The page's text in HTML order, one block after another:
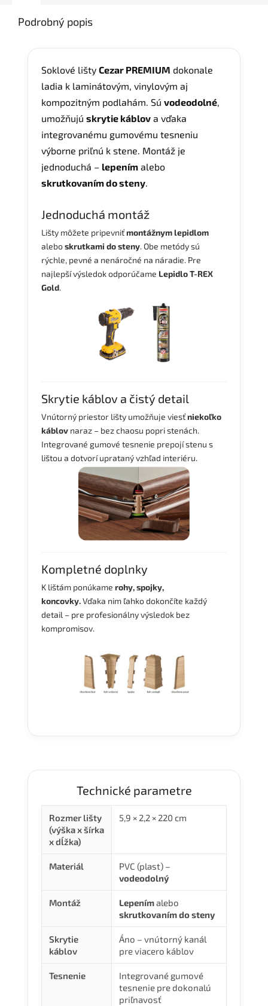
Podrobný popis
Soklové lišty Cezar PREMIUM dokonale
ladia k laminátovým, vinylovým aj
kompozitným podlahám. Sú vodeodolné,
umožňujú skrytie káblov a vďaka
integrovanému gumovému tesneniu
výborne priľnú k stene. Montáž je
jednoduchá – lepením alebo
skrutkovaním do steny.
Jednoduchá montáž
Lišty môžete pripevniťmontážnymlepidlom
aleboskrutkami do steny. Obe metódy sú
rýchle, pevné a nenáročné na náradie. Pre
najlepší výsledok odporúčame Lepidlo T-REX
Gold.
Skrytie káblov a čistý detail
Vnútorný priestor lišty umožňuje viesťniekoľko
káblov naraz – bez chaosu popri stenách.
Integrované gumové tesnenie prepojí stenu s
lištou a dotvorí uprataný vzhľad interiéru.
Kompletné doplnky
K lištám ponúkame rohy, spojky,
koncovky.Vďaka nim ľahko dokončíte každý
detail – pre profesionálny výsledok bez
kompromisov.
Technické parametre
Rozmer lišty
(výška x šírka
x dĺžka)
5,9 × 2,2 × 220 cm
Materiál
PVC (plast) –
vodeodolný
Montáž Lepenímalebo
skrutkovaním do steny
Skrytie
káblov
Áno – vnútorný kanál
pre viacero káblov
Tesnenie
Integrované gumové
tesnenie pre dokonalú
priľnavosť